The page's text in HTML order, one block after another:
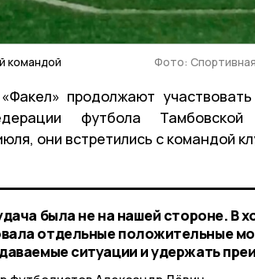
командой Фото:
продолжают
футбола
они встретились с командой
была не на нашей стороне. В
отдельные положительные
ситуации и удержать